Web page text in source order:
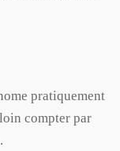
pratiquement
compter par